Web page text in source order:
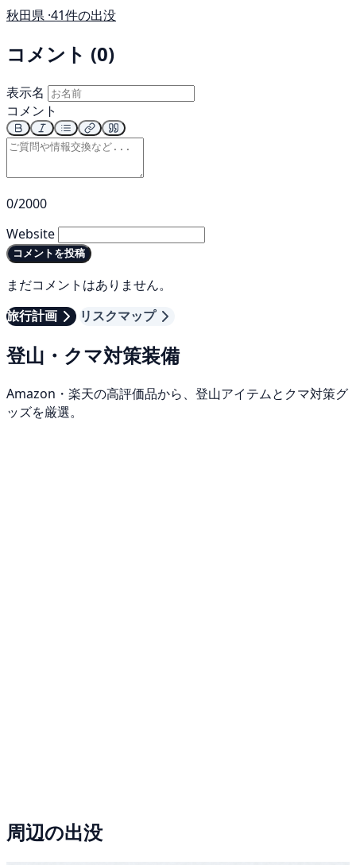
秋田県 ·41件の出没
コメント (0)
表示名
コメント
0/2000
Website
コメントを投稿
まだコメントはありません。
旅行計画
リスクマップ
登山・クマ対策装備
Amazon・楽天の高評価品から、登山アイテムとクマ対策グ
ッズを厳選。
周辺の出没